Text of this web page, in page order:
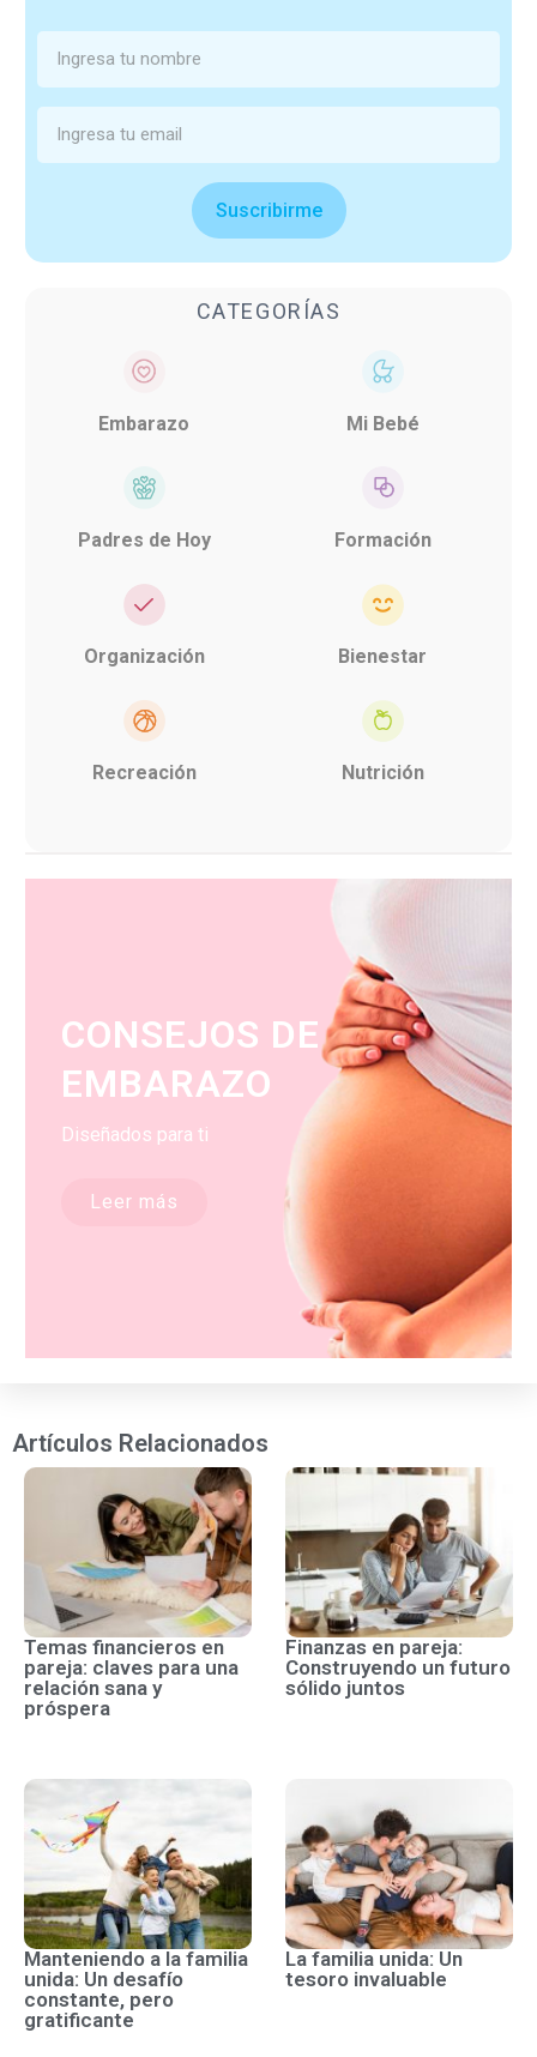
Suscribirme
CATEGORÍAS
Embarazo Mi Bebé
Padres de Hoy Formación
Organización Bienestar
Recreación Nutrición
CONSEJOS DE
EMBARAZO
Diseñados para ti
Leer más
Artículos Relacionados
Temas financieros en
pareja: claves para una
relación sana y
próspera
Finanzas en pareja:
Construyendo un futuro
sólido juntos
Manteniendo a la familia
unida: Un desafío
constante, pero
gratificante
La familia unida: Un
tesoro invaluable